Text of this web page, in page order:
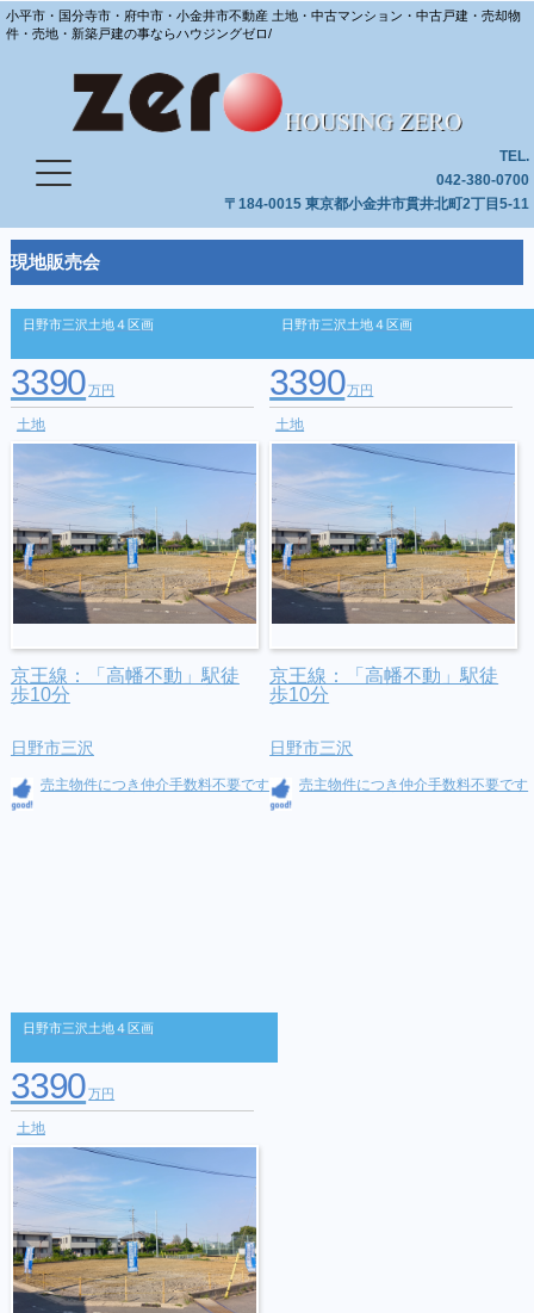
小平市・国分寺市・府中市・小金井市不動産 土地・中古マンション・中古戸建・売却物
件・売地・新築戸建の事ならハウジングゼロ/
TEL.
042-380-0700
〒184-0015 東京都小金井市貫井北町2丁目5-11
現地販売会
日野市三沢土地４区画
3390万円
土地
京王線：「高幡不動」駅徒
歩10分
日野市三沢
売主物件につき仲介手数料不要です
日野市三沢土地４区画
3390万円
土地
京王線：「高幡不動」駅徒
歩10分
日野市三沢
売主物件につき仲介手数料不要です
日野市三沢土地４区画
3390万円
土地